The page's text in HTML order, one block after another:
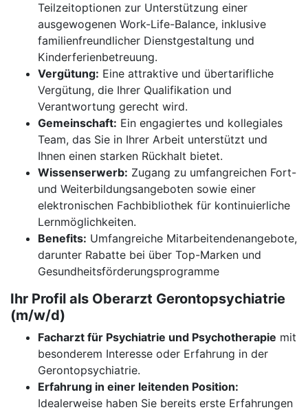
Teilzeitoptionen zur Unterstützung einer
ausgewogenen Work-Life-Balance, inklusive
familienfreundlicher Dienstgestaltung und
Kinderferienbetreuung.
Vergütung: Eine attraktive und übertarifliche
Vergütung, die Ihrer Qualifikation und
Verantwortung gerecht wird.
Gemeinschaft: Ein engagiertes und kollegiales
Team, das Sie in Ihrer Arbeit unterstützt und
Ihnen einen starken Rückhalt bietet.
Wissenserwerb: Zugang zu umfangreichen Fort-
und Weiterbildungsangeboten sowie einer
elektronischen Fachbibliothek für kontinuierliche
Lernmöglichkeiten.
Benefits: Umfangreiche Mitarbeitendenangebote,
darunter Rabatte bei über Top-Marken und
Gesundheitsförderungsprogramme
Ihr Profil als Oberarzt Gerontopsychiatrie
(m/w/d)
Facharzt für Psychiatrie und Psychotherapie mit
besonderem Interesse oder Erfahrung in der
Gerontopsychiatrie.
Erfahrung in einer leitenden Position:
Idealerweise haben Sie bereits erste Erfahrungen